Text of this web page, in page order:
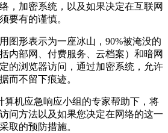
，加密系统，以及如果决定在互联网
要有的谨慎。
图形表示为一座冰山，90%被淹没的
内部网、付费服务、云档案）和暗网
的浏览器访问，通过加密系统，允许
而不留下痕迹。
算机应急响应小组的专家帮助下，将
问方法以及如果您决定在网络的这一
取的预防措施。